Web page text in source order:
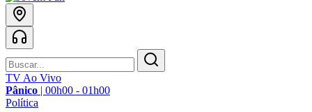
TV Ao Vivo
Pânico | 00h00 - 01h00
Política